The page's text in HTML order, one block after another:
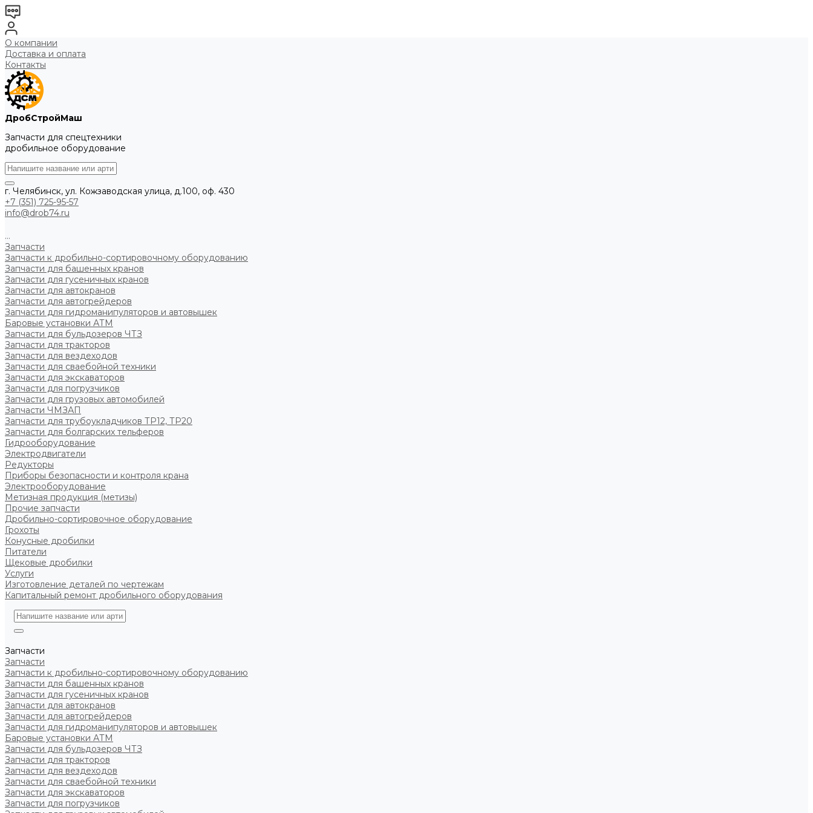
О компании
Доставка и оплата
Контакты
ДробСтройМаш
Запчасти для спецтехники
дробильное оборудование
г. Челябинск, ул. Кожзаводская улица, д.100, оф. 430
+7 (351) 725-95-57
info@drob74.ru
...
Запчасти
Запчасти к дробильно-сортировочному оборудованию
Запчасти для башенных кранов
Запчасти для гусеничных кранов
Запчасти для автокранов
Запчасти для автогрейдеров
Запчасти для гидроманипуляторов и автовышек
Баровые установки АТМ
Запчасти для бульдозеров ЧТЗ
Запчасти для тракторов
Запчасти для вездеходов
Запчасти для сваебойной техники
Запчасти для экскаваторов
Запчасти для погрузчиков
Запчасти для грузовых автомобилей
Запчасти ЧМЗАП
Запчасти для трубоукладчиков ТР12, ТР20
Запчасти для болгарских тельферов
Гидрооборудование
Электродвигатели
Редукторы
Приборы безопасности и контроля крана
Электрооборудование
Метизная продукция (метизы)
Прочие запчасти
Дробильно-сортировочное оборудование
Грохоты
Конусные дробилки
Питатели
Щековые дробилки
Услуги
Изготовление деталей по чертежам
Капитальный ремонт дробильного оборудования
Запчасти
Запчасти
Запчасти к дробильно-сортировочному оборудованию
Запчасти для башенных кранов
Запчасти для гусеничных кранов
Запчасти для автокранов
Запчасти для автогрейдеров
Запчасти для гидроманипуляторов и автовышек
Баровые установки АТМ
Запчасти для бульдозеров ЧТЗ
Запчасти для тракторов
Запчасти для вездеходов
Запчасти для сваебойной техники
Запчасти для экскаваторов
Запчасти для погрузчиков